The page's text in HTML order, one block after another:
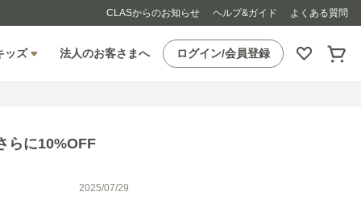
CLASからのお知らせ ヘルプ&ガイド よくある質問
ッズ 法人のお客さまへ ログイン/会員登録
らに10%OFF
2025/07/29